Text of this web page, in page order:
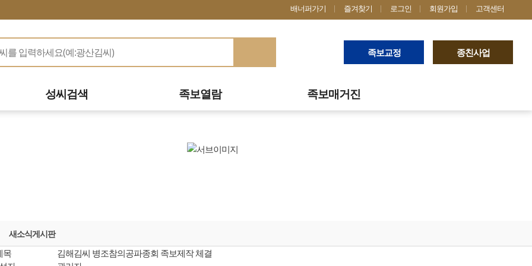
배너퍼가기 즐겨찾기 로그인 회원가입 고객센터
족보교정 종친사업
성씨검색 족보열람 족보매거진
새소식게시판
목
김해김씨 병조참의공파종회 족보제작 체결